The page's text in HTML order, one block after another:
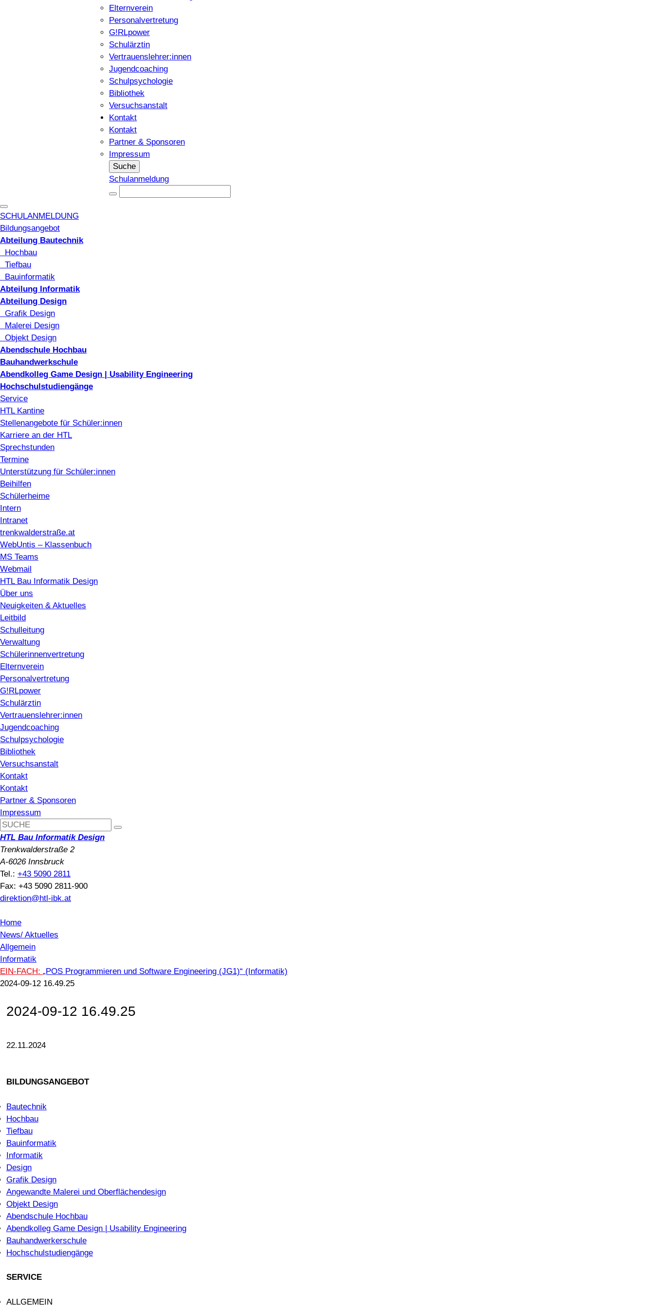
Elternverein
Personalvertretung
G!RLpower
Schulärztin
Vertrauenslehrer:innen
Jugendcoaching
Schulpsychologie
Bibliothek
Versuchsanstalt
Kontakt
Kontakt
Partner & Sponsoren
Impressum
Suche
Schulanmeldung
SCHULANMELDUNG
Bildungsangebot
Abteilung Bautechnik
Hochbau
Tiefbau
Bauinformatik
Abteilung Informatik
Abteilung Design
Grafik Design
Malerei Design
Objekt Design
Abendschule Hochbau
Bauhandwerkschule
Abendkolleg Game Design | Usability Engineering
Hochschulstudiengänge
Service
HTL Kantine
Stellenangebote für Schüler:innen
Karriere an der HTL
Sprechstunden
Termine
Unterstützung für Schüler:innen
Beihilfen
Schülerheime
Intern
Intranet
trenkwalderstraße.at
WebUntis – Klassenbuch
MS Teams
Webmail
HTL Bau Informatik Design
Über uns
Neuigkeiten & Aktuelles
Leitbild
Schulleitung
Verwaltung
Schülerinnenvertretung
Elternverein
Personalvertretung
G!RLpower
Schulärztin
Vertrauenslehrer:innen
Jugendcoaching
Schulpsychologie
Bibliothek
Versuchsanstalt
Kontakt
Kontakt
Partner & Sponsoren
Impressum
HTL Bau Informatik Design
Trenkwalderstraße 2
A-6026 Innsbruck
Tel.: +43 5090 2811
Fax: +43 5090 2811-900
direktion@htl-ibk.at
Home
News/ Aktuelles
Allgemein
Informatik
EIN-FACH: „POS Programmieren und Software Engineering (JG1)“ (Informatik)
2024-09-12 16.49.25
2024-09-12 16.49.25
22.11.2024
BILDUNGSANGEBOT
Bautechnik
Hochbau
Tiefbau
Bauinformatik
Informatik
Design
Grafik Design
Angewandte Malerei und Oberflächendesign
Objekt Design
Abendschule Hochbau
Abendkolleg Game Design | Usability Engineering
Bauhandwerkerschule
Hochschulstudiengänge
SERVICE
ALLGEMEIN